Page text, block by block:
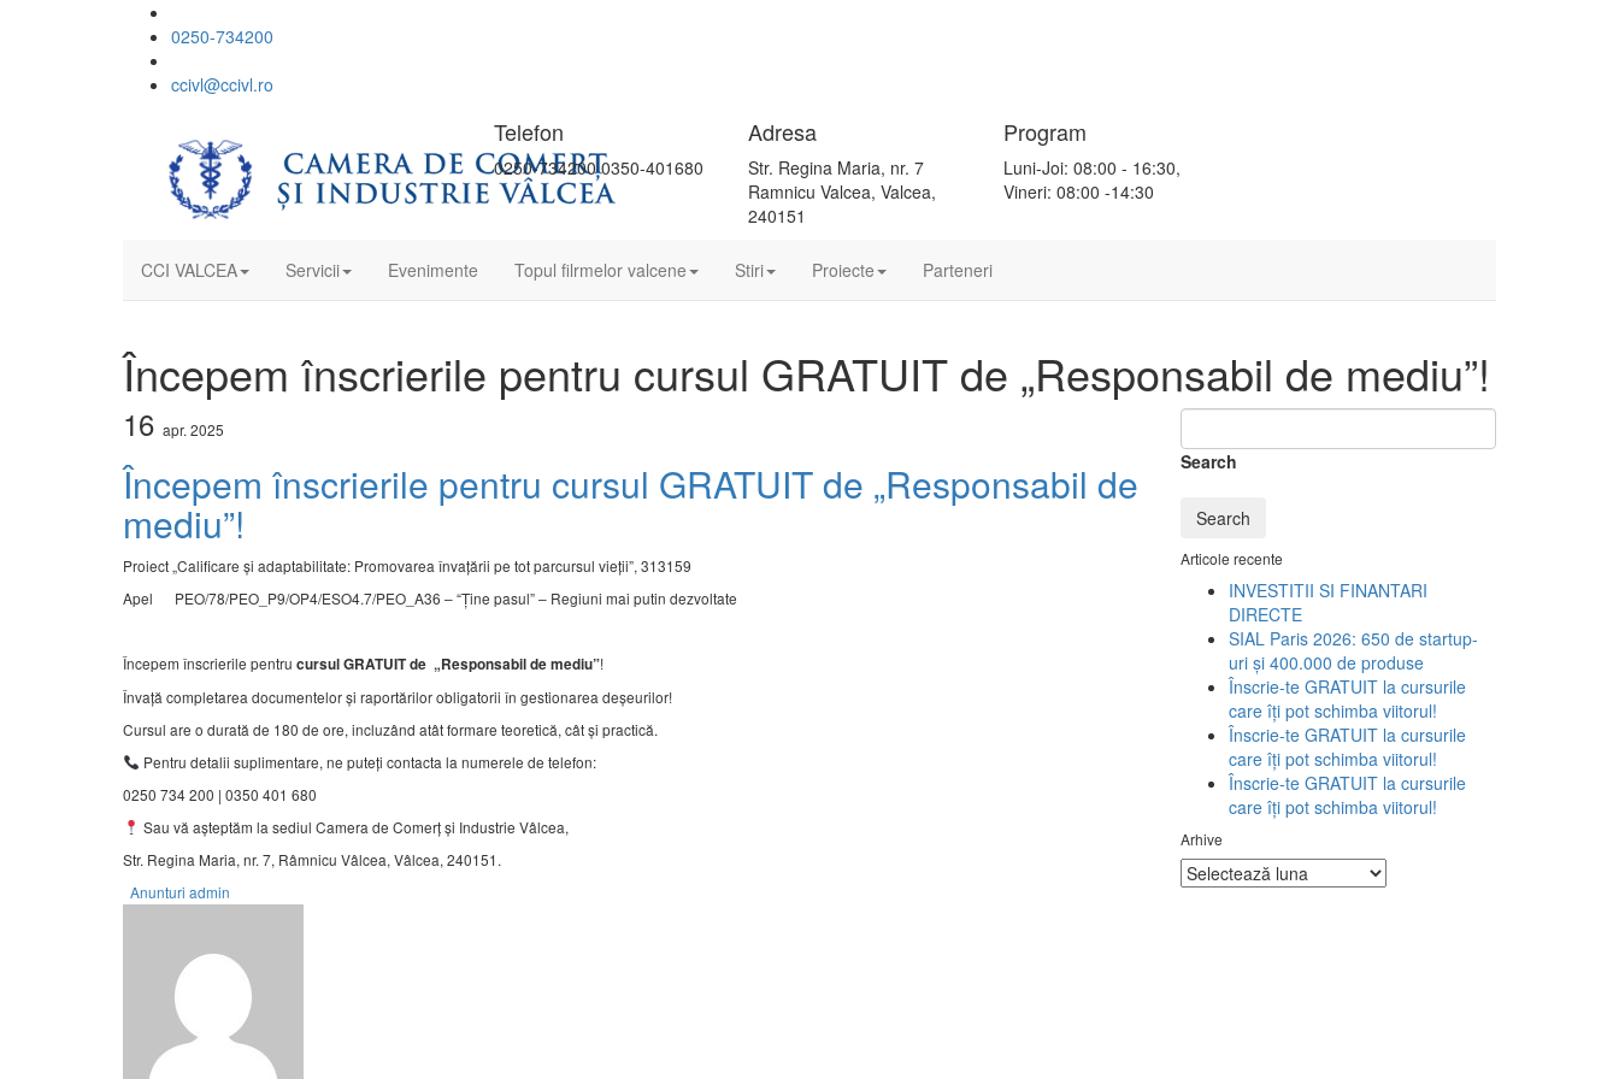
0250-734200
ccivl@ccivl.ro
Telefon
0250-734200 0350-401680
Adresa
Str. Regina Maria, nr. 7
Ramnicu Valcea, Valcea,
240151
Program
Luni-Joi: 08:00 - 16:30,
Vineri: 08:00 -14:30
CCI VALCEA Servicii Evenimente Topul filrmelor valcene Stiri Proiecte Parteneri
Începem înscrierile pentru cursul GRATUIT de „Responsabil de mediu”!
16 apr. 2025
Începem înscrierile pentru cursul GRATUIT de „Responsabil de
mediu”!
Proiect „Calificare și adaptabilitate: Promovarea învaţării pe tot parcursul vieţii”, 313159
Apel PEO/78/PEO_P9/OP4/ESO4.7/PEO_A36 – “Ține pasul” – Regiuni mai putin dezvoltate
Începem înscrierile pentru cursul GRATUIT de „Responsabil de mediu”!
Învață completarea documentelor și raportărilor obligatorii în gestionarea deșeurilor!
Cursul are o durată de 180 de ore, incluzând atât formare teoretică, cât și practică.
Pentru detalii suplimentare, ne puteți contacta la numerele de telefon:
0250 734 200 | 0350 401 680
Sau vă așteptăm la sediul Camera de Comerț și Industrie Vâlcea,
Str. Regina Maria, nr. 7, Râmnicu Vâlcea, Vâlcea, 240151.
Anunturi admin
Search
Search
Articole recente
INVESTITII SI FINANTARI
DIRECTE
SIAL Paris 2026: 650 de startup-
uri și 400.000 de produse
Înscrie-te GRATUIT la cursurile
care îți pot schimba viitorul!
Înscrie-te GRATUIT la cursurile
care îți pot schimba viitorul!
Înscrie-te GRATUIT la cursurile
care îți pot schimba viitorul!
Arhive
Arhive